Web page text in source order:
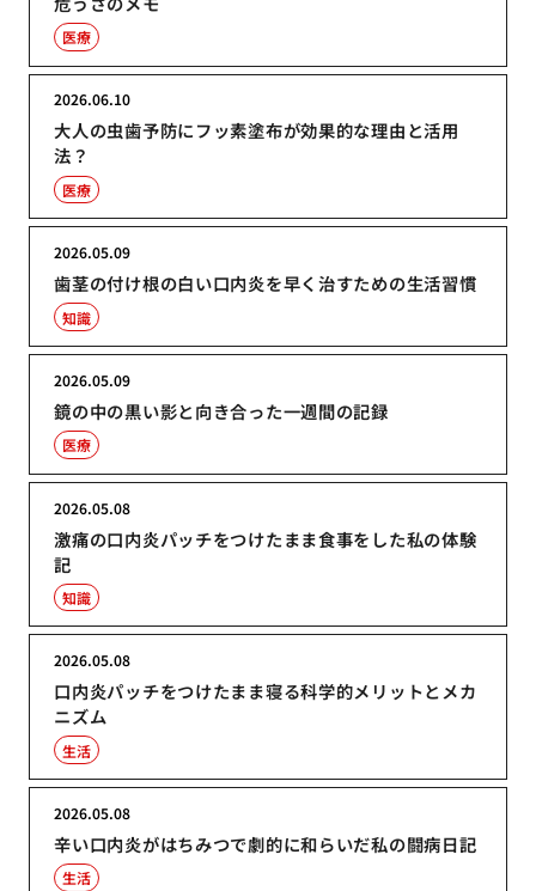
医療
大人の虫歯予防にフッ素塗布が効果的な理由と活用
法？
2026.06.10
医療
歯茎の付け根の白い口内炎を早く治すための生活習慣
2026.05.09
知識
鏡の中の黒い影と向き合った一週間の記録
2026.05.09
医療
激痛の口内炎パッチをつけたまま食事をした私の体験
記
2026.05.08
知識
口内炎パッチをつけたまま寝る科学的メリットとメカ
ニズム
2026.05.08
生活
辛い口内炎がはちみつで劇的に和らいだ私の闘病日記
2026.05.08
生活